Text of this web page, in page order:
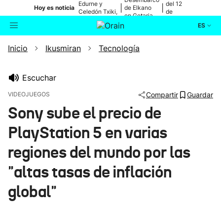
Hoy es noticia
Edurne y
Celedón Txiki,
en directo
de Elkano
en Getaria
del 12
de
ES
Buscador Actualidad
Ikusmiran
Eguraldia
Inicio Ikusmiran Tecnología
Escuchar
VIDEOJUEGOS Compartir Guardar
Sony sube el precio de
PlayStation 5 en varias
regiones del mundo por las
"altas tasas de inflación
global"